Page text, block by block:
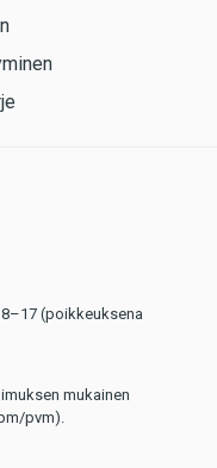
(poikkeuksena
mukainen
pvm).